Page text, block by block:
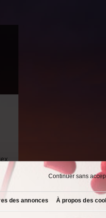
Continuer sans
des annonces À propos des
Que